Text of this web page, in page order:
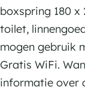
t
l
o
g
i
h
t
l
o
g
o
g
i
e
s
boxspring 180 x
toilet,
mogen gebruik
Gratis WiFi.
informatie over